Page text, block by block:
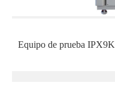
Equipo de prueba IPX9K